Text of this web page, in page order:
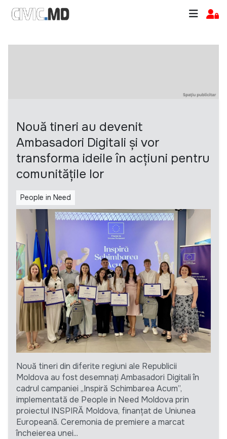
Nouă tineri au devenit
Ambasadori Digitali și vor
transforma ideile în acțiuni pentru
comunitățile lor
People in Need
Nouă tineri din diferite regiuni ale Republicii
Moldova au fost desemnați Ambasadori Digitali în
cadrul campaniei „Inspiră Schimbarea Acum”,
implementată de People in Need Moldova prin
proiectul INSPIRĂ Moldova, finanțat de Uniunea
Europeană. Ceremonia de premiere a marcat
încheierea unei...